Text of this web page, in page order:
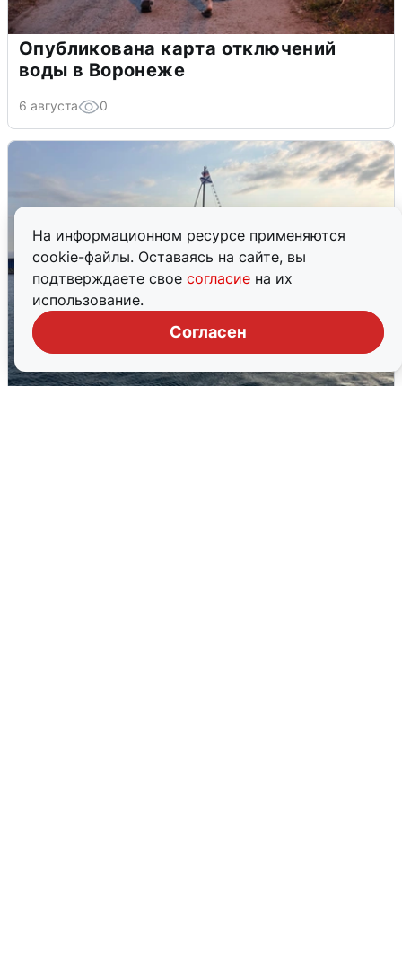
На информационном ресурсе применяются
cookie-файлы. Оставаясь на сайте, вы
подтверждаете свое согласие на их
использование.
Согласен
Опубликована карта отключений
воды в Воронеже
6 августа 0